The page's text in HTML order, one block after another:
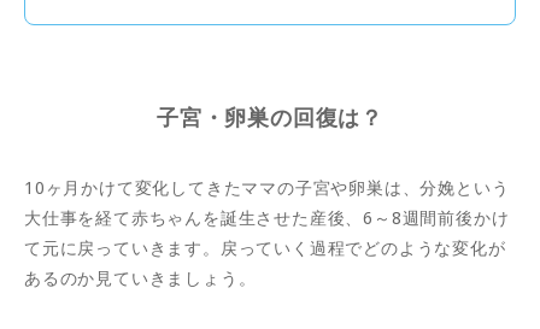
子宮・卵巣の回復は？
10ヶ月かけて変化してきたママの子宮や卵巣は、分娩という
大仕事を経て赤ちゃんを誕生させた産後、6～8週間前後かけ
て元に戻っていきます。戻っていく過程でどのような変化が
あるのか見ていきましょう。